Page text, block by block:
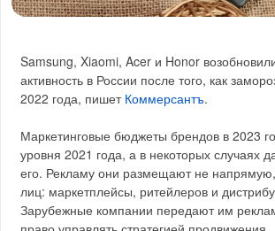
Samsung, Xiaomi, Acer и Honor
активность в России после того, как
2022 года, пишет Коммерсантъ.
Маркетинговые бюджеты брендов в 2023
уровня 2021 года, а в некоторых случаях
его. Рекламу они размещают не напрямую,
лиц: маркетплейсы, ритейлеров и
Зарубежные компании передают им